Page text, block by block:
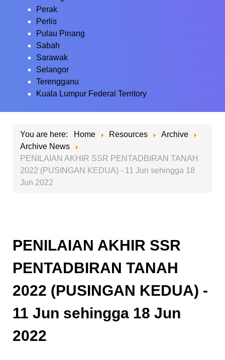
Perak
Perlis
Pulau Pinang
Sabah
Sarawak
Selangor
Terengganu
Kuala Lumpur Federal Territory
You are here: Home Resources
Archive
Archive News
PENILAIAN AKHIR SSR PENTADBIRAN TANAH
2022 (PUSINGAN KEDUA) - 11 Jun sehingga 18
Jun 2022
PENILAIAN AKHIR SSR
PENTADBIRAN TANAH
2022 (PUSINGAN KEDUA) -
11 Jun sehingga 18 Jun
2022